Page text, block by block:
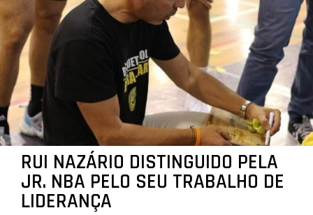
RUI NAZÁRIO DISTINGUIDO PELA
JR. NBA PELO SEU TRABALHO DE
LIDERANÇA